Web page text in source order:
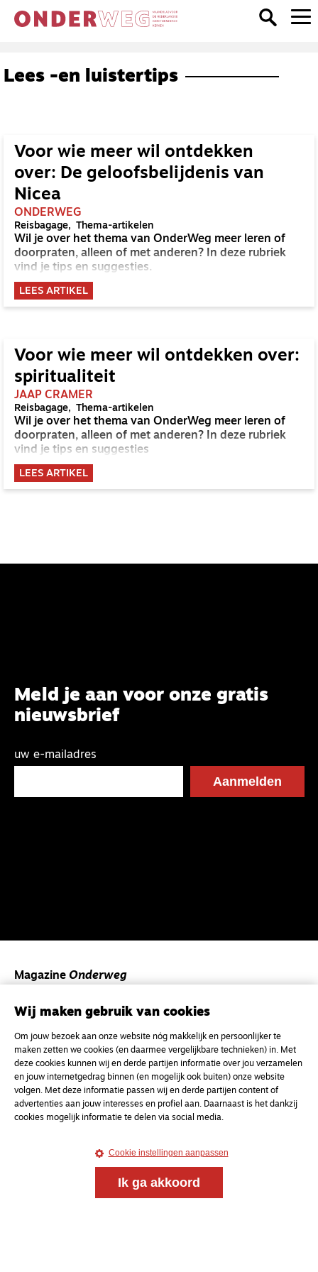
Lees -en luistertips
Voor wie meer wil ontdekken
over: De geloofsbelijdenis van
Nicea
ONDERWEG
Reisbagage Thema-artikelen
Wil je over het thema van OnderWeg meer leren of
doorpraten, alleen of met anderen? In deze rubriek
vind je tips en suggesties.
LEES ARTIKEL
Voor wie meer wil ontdekken over:
spiritualiteit
JAAP CRAMER
Reisbagage Thema-artikelen
Wil je over het thema van OnderWeg meer leren of
doorpraten, alleen of met anderen? In deze rubriek
vind je tips en suggesties
LEES ARTIKEL
Meld je aan voor onze gratis
nieuwsbrief
uw e-mailadres
Magazine Onderweg
en gesprek voor christenen onderweg, in het bijzonder
MagazineOnderweg
Kvk-nummer 33277063
NL46 INGB 0117 5827 86
info@onderwegonline.nl
Wij maken gebruik van cookies
Om jouw bezoek aan onze website nóg makkelijk en persoonlijker te
maken zetten we cookies (en daarmee vergelijkbare technieken) in. Met
deze cookies kunnen wij en derde partijen informatie over jou verzamelen
en jouw internetgedrag binnen (en mogelijk ook buiten) onze website
volgen. Met deze informatie passen wij en derde partijen content of
advertenties aan jouw interesses en profiel aan. Daarnaast is het dankzij
cookies mogelijk informatie te delen via social media.
Cookie instellingen aanpassen
Ik ga akkoord